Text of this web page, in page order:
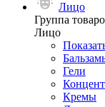
Лицо
Группа
Лицо
Гели
Кремы